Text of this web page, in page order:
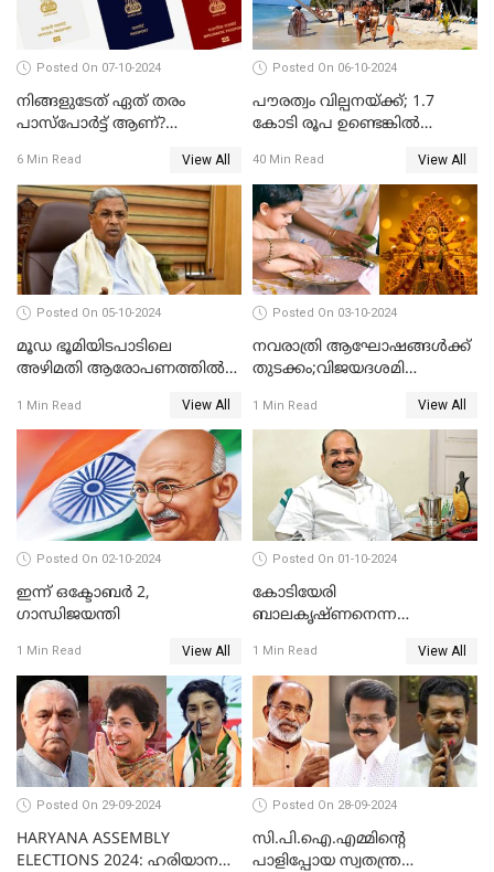
Posted On 07-10-2024
നിങ്ങളുടേത് ഏത് തരം
പാസ്പോർട്ട് ആണ്?
പാസ്‌പോർട്ടുകൾ
പരിചയപ്പെടാം
6 Min Read View All
Posted On 06-10-2024
പൗരത്വം വില്പനയ്ക്ക്; 1.7
കോടി രൂപ ഉണ്ടെങ്കിൽ
രാജ്യത്തെ പൗരനാകാം
40 Min Read View All
Posted On 05-10-2024
മൂഡ ഭൂമിയിടപാടിലെ
അഴിമതി ആരോപണത്തിൽ
കോൺഗ്രസ് സർക്കാർ..
1 Min Read View All
Posted On 03-10-2024
നവരാത്രി ആഘോഷങ്ങൾക്ക്
തുടക്കം;വിജയദശമി
1 Min Read View All
Posted On 02-10-2024
ഇന്ന് ഒക്ടോബര്‍ 2,
ഗാന്ധിജയന്തി
1 Min Read View All
Posted On 01-10-2024
കോടിയേരി
ബാലകൃഷ്ണനെന്ന
ഇന്നേക്ക് 2 വര്‍ഷം
1 Min Read View All
Posted On 29-09-2024
HARYANA ASSEMBLY
ELECTIONS 2024: ഹരിയാന
Posted On 28-09-2024
സി.പി.ഐ.എമ്മിൻ്റെ
പാളിപ്പോയ സ്വതന്ത്ര